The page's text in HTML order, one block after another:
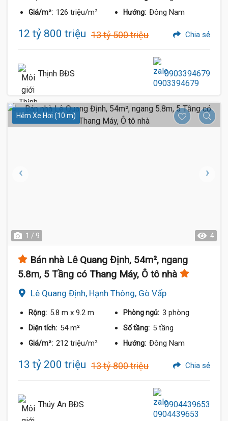
Giá/m²: 126 triệu/m² Hướng: Đông Nam
12 tỷ 800 triệu 13 tỷ 500 triệu Chia sẻ
Thịnh BĐS 0903394679
Hẻm Xe Hơi (10 m)
1 / 9 4
Bán nhà Lê Quang Định, 54m², ngang
5.8m, 5 Tầng có Thang Máy, Ô tô nhà
Lê Quang Định, Hạnh Thông, Gò Vấp
Rộng: 5.8 m x 9.2 m Phòng ngủ: 3 phòng
Diện tích: 54 m² Số tầng: 5 tầng
Giá/m²: 212 triệu/m² Hướng: Đông Nam
13 tỷ 200 triệu 13 tỷ 800 triệu Chia sẻ
Thúy An BĐS 0904439653